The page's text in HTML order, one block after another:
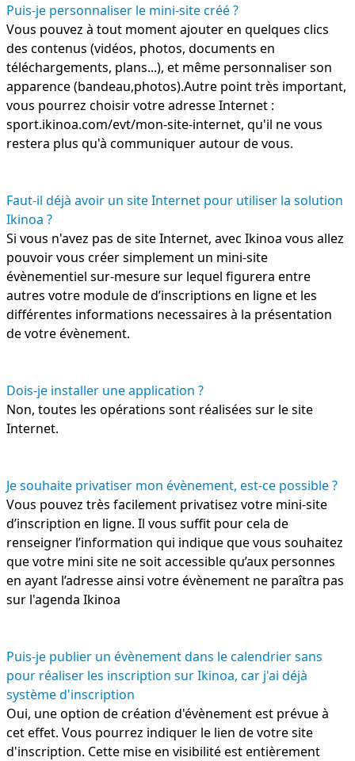
Puis-je personnaliser le mini-site créé ?
Vous pouvez à tout moment ajouter en quelques clics
des contenus (vidéos, photos, documents en
téléchargements, plans...), et même personnaliser son
apparence (bandeau,photos).Autre point très important,
vous pourrez choisir votre adresse Internet :
sport.ikinoa.com/evt/mon-site-internet, qu'il ne vous
restera plus qu'à communiquer autour de vous.
Faut-il déjà avoir un site Internet pour utiliser la solution
Ikinoa ?
Si vous n'avez pas de site Internet, avec Ikinoa vous allez
pouvoir vous créer simplement un mini-site
évènementiel sur-mesure sur lequel figurera entre
autres votre module de d’inscriptions en ligne et les
différentes informations necessaires à la présentation
de votre évènement.
Dois-je installer une application ?
Non, toutes les opérations sont réalisées sur le site
Internet.
Je souhaite privatiser mon évènement, est-ce possible ?
Vous pouvez très facilement privatisez votre mini-site
d’inscription en ligne. Il vous suffit pour cela de
renseigner l’information qui indique que vous souhaitez
que votre mini site ne soit accessible qu’aux personnes
en ayant l’adresse ainsi votre évènement ne paraîtra pas
sur l'agenda Ikinoa
Puis-je publier un évènement dans le calendrier sans
pour réaliser les inscription sur Ikinoa, car j'ai déjà
système d'inscription
Oui, une option de création d'évènement est prévue à
cet effet. Vous pourrez indiquer le lien de votre site
d'inscription. Cette mise en visibilité est entièrement